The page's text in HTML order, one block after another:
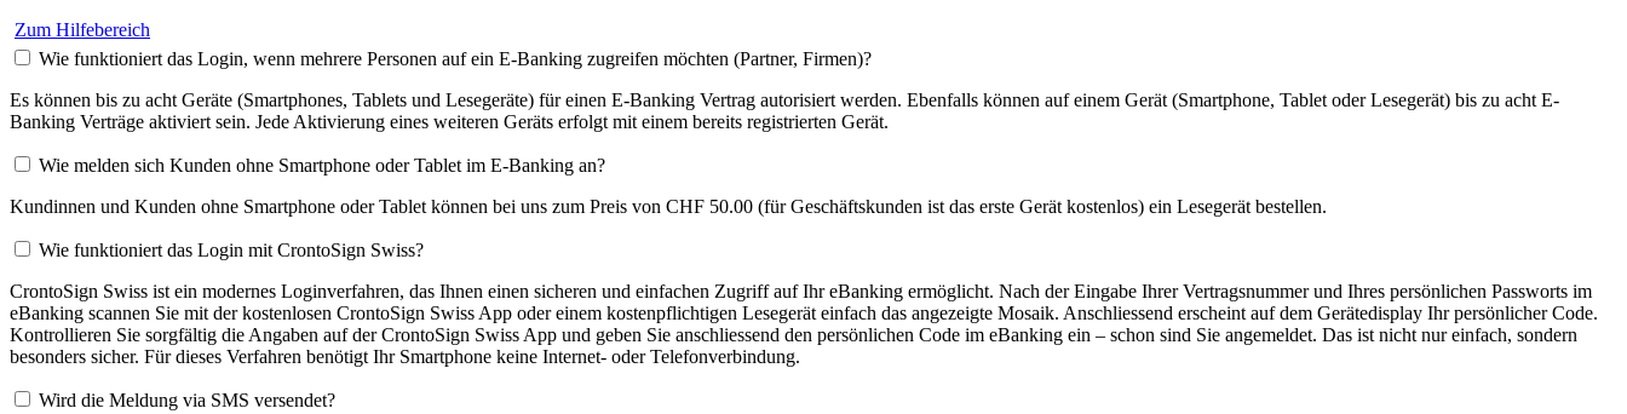
Zum Hilfebereich
Wie funktioniert das Login, wenn mehrere Personen auf ein E-Banking zugreifen möchten (Partner, Firmen)?
Es können bis zu acht Geräte (Smartphones, Tablets und Lesegeräte) für einen E-Banking Vertrag autorisiert werden. Ebenfalls können auf einem Gerät (Smartphone, Tablet oder Lesegerät) bis zu acht E-
Banking Verträge aktiviert sein. Jede Aktivierung eines weiteren Geräts erfolgt mit einem bereits registrierten Gerät.
Wie melden sich Kunden ohne Smartphone oder Tablet im E-Banking an?
Kundinnen und Kunden ohne Smartphone oder Tablet können bei uns zum Preis von CHF 50.00 (für Geschäftskunden ist das erste Gerät kostenlos) ein Lesegerät bestellen.
Wie funktioniert das Login mit CrontoSign Swiss?
CrontoSign Swiss ist ein modernes Loginverfahren, das Ihnen einen sicheren und einfachen Zugriff auf Ihr eBanking ermöglicht. Nach der Eingabe Ihrer Vertragsnummer und Ihres persönlichen Passworts im
eBanking scannen Sie mit der kostenlosen CrontoSign Swiss App oder einem kostenpflichtigen Lesegerät einfach das angezeigte Mosaik. Anschliessend erscheint auf dem Gerätedisplay Ihr persönlicher Code.
Kontrollieren Sie sorgfältig die Angaben auf der CrontoSign Swiss App und geben Sie anschliessend den persönlichen Code im eBanking ein – schon sind Sie angemeldet. Das ist nicht nur einfach, sondern
besonders sicher. Für dieses Verfahren benötigt Ihr Smartphone keine Internet- oder Telefonverbindung.
Wird die Meldung via SMS versendet?